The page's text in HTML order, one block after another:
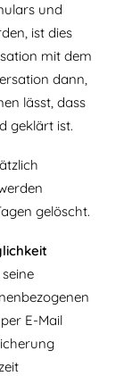
und
ist dies
mit dem
dann,
lässt, dass
geklärt ist.
gelöscht.
E-Mail